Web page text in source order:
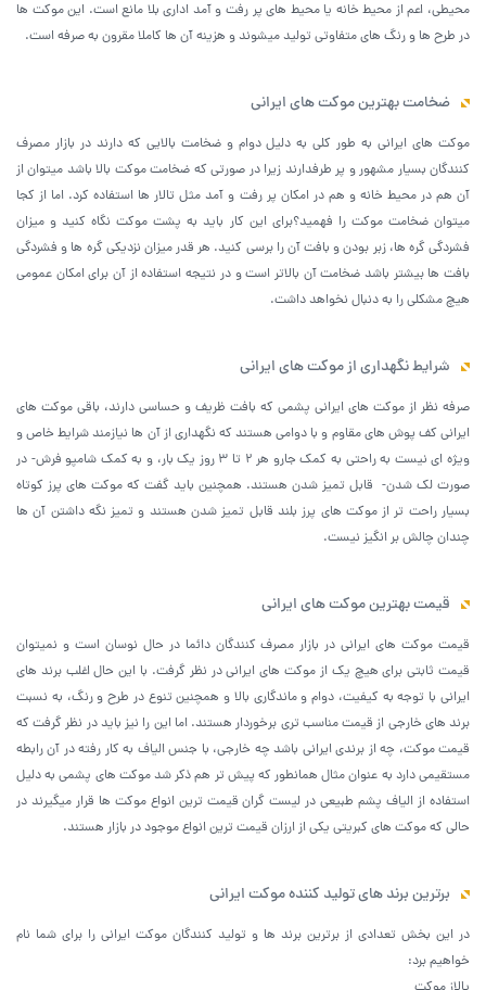
محیطی، اعم از محیط خانه یا محیط های پر رفت و آمد اداری بلا مانع است. این موکت ها
در طرح ها و رنگ های متفاوتی تولید میشوند و هزینه آن ها کاملا مقرون به صرفه است.
ضخامت بهترین موکت های ایرانی
موکت های ایرانی به طور کلی به دلیل دوام و ضخامت بالایی که دارند در بازار مصرف
کنندگان بسیار مشهور و پر طرفدارند زیرا در صورتی که ضخامت موکت بالا باشد میتوان از
آن هم در محیط خانه و هم در امکان پر رفت و آمد مثل تالار ها استفاده کرد. اما از کجا
میتوان ضخامت موکت را فهمید؟برای این کار باید به پشت موکت نگاه کنید و میزان
فشردگی گره ها، زبر بودن و بافت آن را برسی کنید. هر قدر میزان نزدیکی گره ها و فشردگی
بافت ها بیشتر باشد ضخامت آن بالاتر است و در نتیجه استفاده از آن برای امکان عمومی
هیچ مشکلی را به دنبال نخواهد داشت.
شرایط نگهداری از موکت های ایرانی
صرفه نظر از موکت های ایرانی پشمی که بافت ظریف و حساسی دارند، باقی موکت های
ایرانی کف پوش های مقاوم و با دوامی هستند که نگهداری از آن ها نیازمند شرایط خاص و
ویژه ای نیست به راحتی به کمک جارو هر 2 تا 3 روز یک بار، و به کمک شامپو فرش- در
صورت لک شدن- قابل تمیز شدن هستند. همچنین باید گفت که موکت های پرز کوتاه
بسیار راحت تر از موکت های پرز بلند قابل تمیز شدن هستند و تمیز نگه داشتن آن ها
چندان چالش بر انگیز نیست.
قیمت بهترین موکت های ایرانی
قیمت موکت های ایرانی در بازار مصرف کنندگان دائما در حال نوسان است و نمیتوان
قیمت ثابتی برای هیچ یک از موکت های ایرانی در نظر گرفت. با این حال اغلب برند های
ایرانی با توجه به کیفیت، دوام و ماندگاری بالا و همچنین تنوع در طرح و رنگ، به نسبت
برند های خارجی از قیمت مناسب تری برخوردار هستند. اما این را نیز باید در نظر گرفت که
قیمت موکت، چه از برندی ایرانی باشد چه خارجی، با جنس الیاف به کار رفته در آن رابطه
مستقیمی دارد به عنوان مثال همانطور که پیش تر هم ذکر شد موکت های پشمی به دلیل
استفاده از الیاف پشم طبیعی در لیست گران قیمت ترین انواع موکت ها قرار میگیرند در
حالی که موکت های کبریتی یکی از ارزان قیمت ترین انواع موجود در بازار هستند.
برترین برند های تولید کننده موکت ایرانی
در این بخش تعدادی از برترین برند ها و تولید کنندگان موکت ایرانی را برای شما نام
خواهیم برد: